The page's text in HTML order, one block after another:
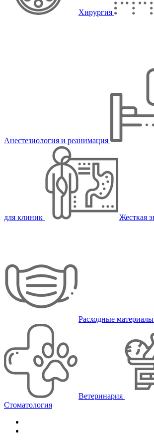
Хирургия
Анестезиология и реанимация
для клиник Жесткая
Расходные материалы
Ветеринария
Стоматология